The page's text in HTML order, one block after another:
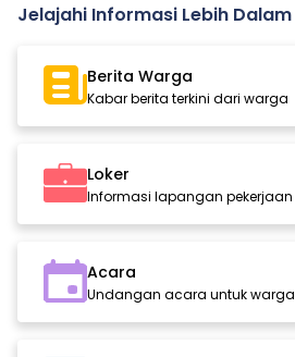
Jelajahi Informasi Lebih Dalam
Berita Warga
Kabar berita terkini dari warga
Loker
Informasi lapangan pekerjaan
Acara
Undangan acara untuk warga